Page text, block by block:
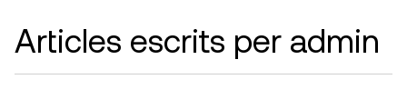
Articles escrits per admin